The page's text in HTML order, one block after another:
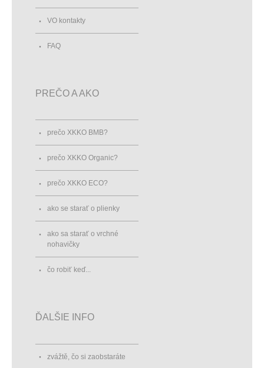
VO kontakty
FAQ
PREČO A AKO
prečo XKKO BMB?
prečo XKKO Organic?
prečo XKKO ECO?
ako se starať o plienky
ako sa starať o vrchné
nohavičky
čo robiť keď...
ĎALŠIE INFO
zvážtě, čo si zaobstaráte